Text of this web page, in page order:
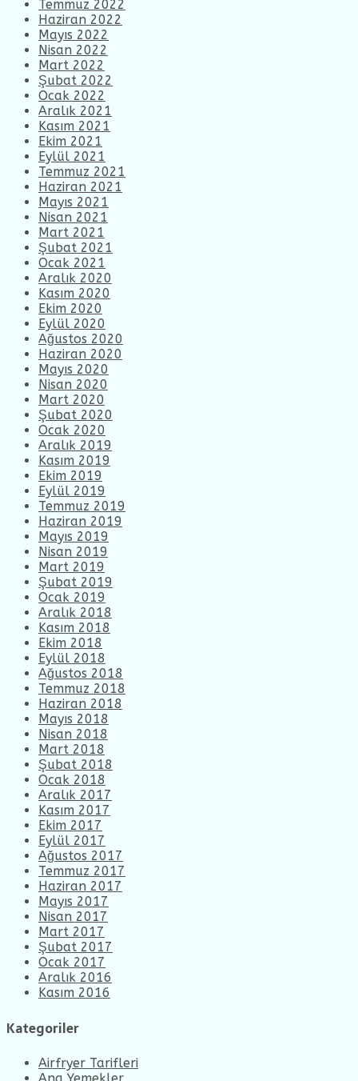
Temmuz 2022
Haziran 2022
Mayıs 2022
Nisan 2022
Mart 2022
Şubat 2022
Ocak 2022
Aralık 2021
Kasım 2021
Ekim 2021
Eylül 2021
Temmuz 2021
Haziran 2021
Mayıs 2021
Nisan 2021
Mart 2021
Şubat 2021
Ocak 2021
Aralık 2020
Kasım 2020
Ekim 2020
Eylül 2020
Ağustos 2020
Haziran 2020
Mayıs 2020
Nisan 2020
Mart 2020
Şubat 2020
Ocak 2020
Aralık 2019
Kasım 2019
Ekim 2019
Eylül 2019
Temmuz 2019
Haziran 2019
Mayıs 2019
Nisan 2019
Mart 2019
Şubat 2019
Ocak 2019
Aralık 2018
Kasım 2018
Ekim 2018
Eylül 2018
Ağustos 2018
Temmuz 2018
Haziran 2018
Mayıs 2018
Nisan 2018
Mart 2018
Şubat 2018
Ocak 2018
Aralık 2017
Kasım 2017
Ekim 2017
Eylül 2017
Ağustos 2017
Temmuz 2017
Haziran 2017
Mayıs 2017
Nisan 2017
Mart 2017
Şubat 2017
Ocak 2017
Aralık 2016
Kasım 2016
Kategoriler
Airfryer Tarifleri